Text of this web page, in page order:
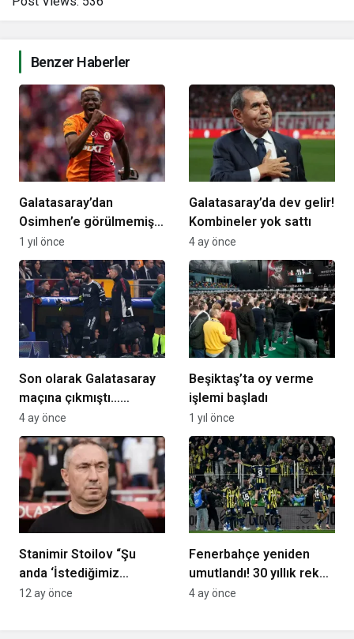
Benzer Haberler
Galatasaray’dan
Osimhen’e görülmemiş
teklif!
1 yıl önce
Galatasaray’da dev gelir!
Kombineler yok sattı
4 ay önce
Son olarak Galatasaray
maçına çıkmıştı…
Alisson sezonu kapattı!
4 ay önce
Beşiktaş’ta oy verme
işlemi başladı
1 yıl önce
Stanimir Stoilov “Şu
anda ‘İstediğimiz
seviyedeyiz, iyiyiz’
12 ay önce
Fenerbahçe yeniden
umutlandı! 30 yıllık rekor
kırıldı
4 ay önce